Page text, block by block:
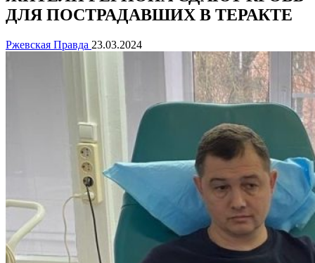
ДЛЯ ПОСТРАДАВШИХ В ТЕРАКТЕ
Ржевская Правда 23.03.2024